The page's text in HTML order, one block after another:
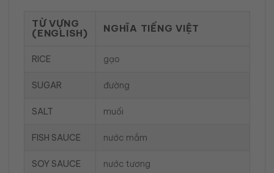
TỪ VỰNG
(ENGLISH)
NGHĨA TIẾNG VIỆT
RICE gạo
SUGAR đường
SALT muối
FISH SAUCE nước mắm
SOY SAUCE nước tương